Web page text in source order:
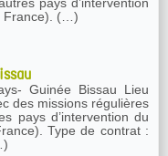
France). (…)
pays d’intervention du
Type de contrat :